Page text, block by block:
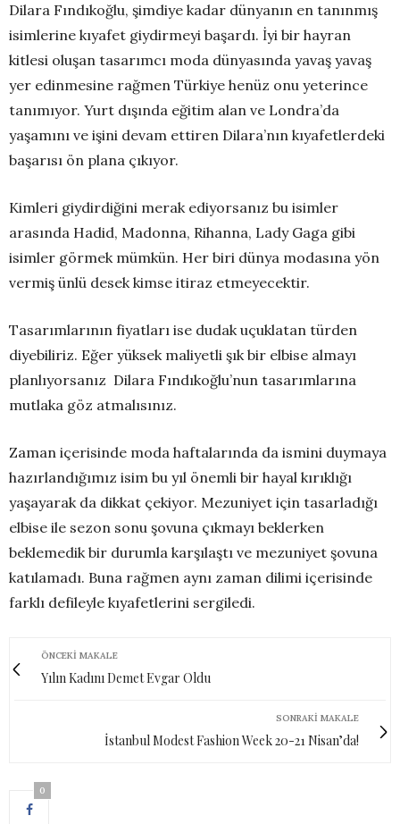
Dilara Fındıkoğlu, şimdiye kadar dünyanın en tanınmış
isimlerine kıyafet giydirmeyi başardı. İyi bir hayran
kitlesi oluşan tasarımcı moda dünyasında yavaş yavaş
yer edinmesine rağmen Türkiye henüz onu yeterince
tanımıyor. Yurt dışında eğitim alan ve Londra’da
yaşamını ve işini devam ettiren Dilara’nın kıyafetlerdeki
başarısı ön plana çıkıyor.
Kimleri giydirdiğini merak ediyorsanız bu isimler
arasında Hadid, Madonna, Rihanna, Lady Gaga gibi
isimler görmek mümkün. Her biri dünya modasına yön
vermiş ünlü desek kimse itiraz etmeyecektir.
Tasarımlarının fiyatları ise dudak uçuklatan türden
diyebiliriz. Eğer yüksek maliyetli şık bir elbise almayı
planlıyorsanız Dilara Fındıkoğlu’nun tasarımlarına
mutlaka göz atmalısınız.
Zaman içerisinde moda haftalarında da ismini duymaya
hazırlandığımız isim bu yıl önemli bir hayal kırıklığı
yaşayarak da dikkat çekiyor. Mezuniyet için tasarladığı
elbise ile sezon sonu şovuna çıkmayı beklerken
beklemedik bir durumla karşılaştı ve mezuniyet şovuna
katılamadı. Buna rağmen aynı zaman dilimi içerisinde
farklı defileyle kıyafetlerini sergiledi.
ÖNCEKI MAKALE
Yılın Kadını Demet Evgar Oldu
SONRAKI MAKALE
İstanbul Modest Fashion Week 20-21 Nisan’da!
0